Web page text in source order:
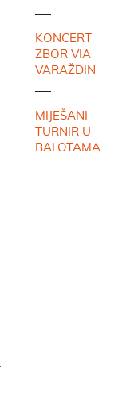
KONCERT
ZBOR VIA
VARAŽDIN
MIJEŠANI
TURNIR U
BALOTAMA